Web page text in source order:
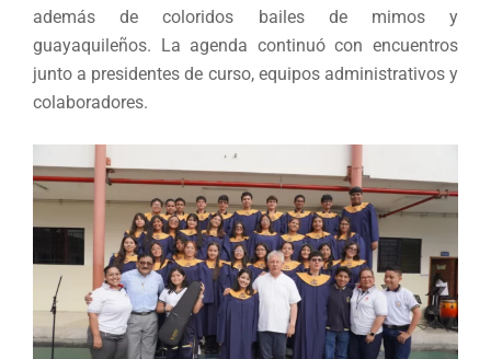
además de coloridos bailes de mimos y
guayaquileños. La agenda continuó con encuentros
junto a presidentes de curso, equipos administrativos y
colaboradores.